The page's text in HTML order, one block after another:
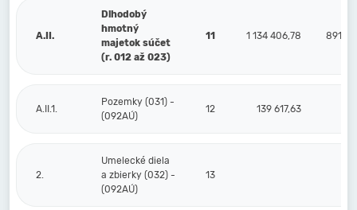
A.II.
Dlhodobý
hmotný
majetok súčet
(r. 012 až 023)
11 1 134 406,78 891
A.II.1.
Pozemky (031) -
(092AÚ)
12 139 617,63
2.
Umelecké diela
a zbierky (032) -
(092AÚ)
13